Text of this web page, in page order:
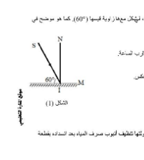
بنك مذكرات الاستاذ
بنك التوزيعات الشهرية
دفاتر استاذ التعليم الابتدائي